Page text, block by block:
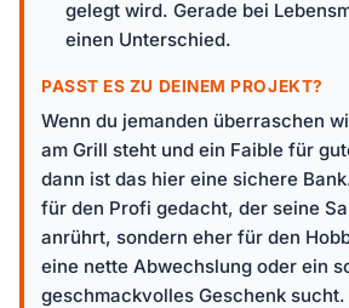
gelegt wird. Gerade bei
einen Unterschied.
PASST ES ZU DEINEM PROJEKT?
Wenn du jemanden überraschen
am Grill steht und ein Faible für
dann ist das hier eine sichere
für den Profi gedacht, der seine
anrührt, sondern eher für den
eine nette Abwechslung oder ein
geschmackvolles Geschenk sucht.